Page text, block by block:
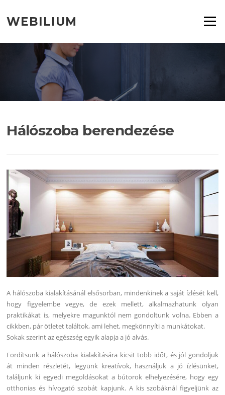
tartalomra
WEBILIUM Menü
Hálószoba berendezése
A hálószoba kialakításánál elsősorban, mindenkinek a saját ízlését kell,
hogy figyelembe vegye, de ezek mellett, alkalmazhatunk olyan
praktikákat is, melyekre magunktól nem gondoltunk volna.Ebben a
cikkben, pár ötletet találtok, ami lehet, megkönnyíti a munkátokat.
Sokak szerint az egészség egyik alapja a jó alvás.
Fordítsunk a hálószoba kialakítására kicsit több időt, és jól gondoljuk
át minden részletét, legyünk kreatívok, használjuk a jó ízlésünket,
találjunk ki egyedi megoldásokat a bútorok elhelyezésére, hogy egy
otthonias és hívogató szobát kapjunk. A kis szobáknál figyeljünk az